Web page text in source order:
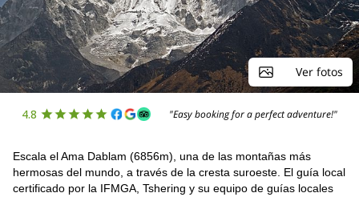
Ver fotos
4.8 "Easy booking for a perfect adventure!"
Escala el Ama Dablam (6856m), una de las montañas más
hermosas del mundo, a través de la cresta suroeste. El guía local
certificado por la IFMGA, Tshering y su equipo de guías locales